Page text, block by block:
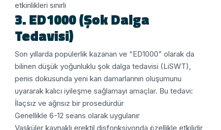
etkinlikleri sınırlı
3. ED1000 (Şok Dalga
Tedavisi)
Son yıllarda popülerlik kazanan ve “ED1000” olarak da
bilinen düşük yoğunluklu şok dalga tedavisi (LiSWT),
penis dokusunda yeni kan damarlarının oluşumunu
uyararak kalıcı iyileşme sağlamayı amaçlar. Bu tedavi:
İlaçsız ve ağrısız bir prosedürdür
Genellikle 6-12 seans olarak uygulanır
Vasküler kaynaklı erektil disfonksiyonda özellikle etkilidir